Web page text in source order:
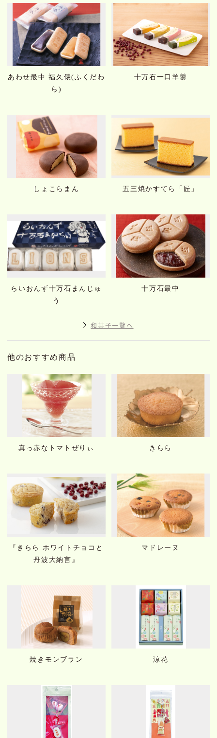
あわせ最中 福久俵(ふくだわ
ら)
十万石一口羊羹
しょこらまん 五三焼かすてら「匠」
らいおんず十万石まんじゅ
う
十万石最中
和菓子一覧へ
他のおすすめ商品
真っ赤なトマトぜりぃ きらら
『きらら ホワイトチョコと
丹波大納言』
マドレーヌ
焼きモンブラン 涼花